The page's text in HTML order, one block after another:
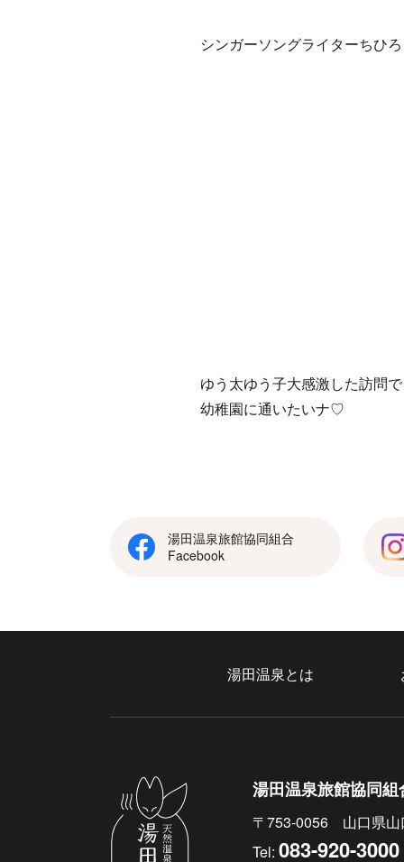
シンガーソングライターちひ
ゆう太ゆう子大感激した訪問
幼稚園に通いたいナ♡
湯田温泉旅館協同組合
Facebook
湯田温泉とは
湯田温泉旅館協同組
〒753-0056 山口県山
Tel: 083-920-3000